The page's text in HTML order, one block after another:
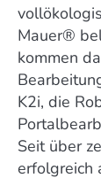
Mauer®
kommen
K2i, die
Seit über
erfolgreich